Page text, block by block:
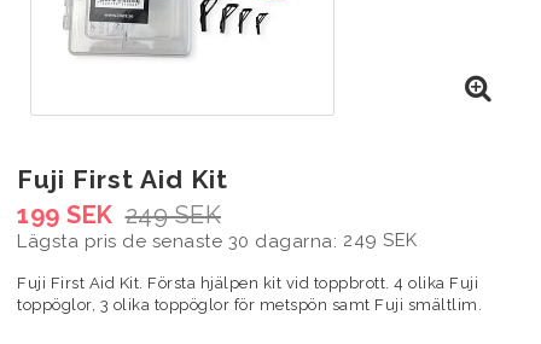
Fuji First Aid Kit
249 SEK
199 SEK
Lägsta pris de senaste 30 dagarna 249 SEK
Fuji First Aid Kit. Första hjälpen kit vid toppbrott. 4 olika Fuji
toppöglor, 3 olika toppöglor för metspön samt Fuji smältlim.